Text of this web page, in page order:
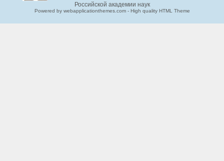
Российской академии наук
Powered by webapplicationthemes.com - High quality HTML Theme